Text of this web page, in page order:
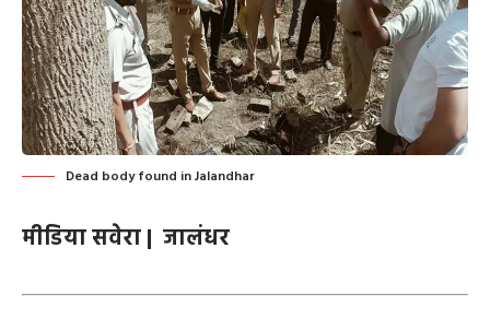
Dead body found in Jalandhar
मीडिया सवेरा | जालंधर